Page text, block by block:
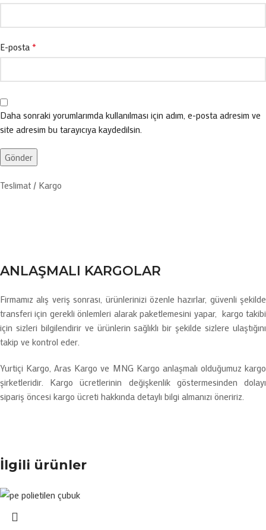
E-posta *
Daha sonraki yorumlarımda kullanılması için adım, e-posta adresim ve
site adresim bu tarayıcıya kaydedilsin.
Teslimat / Kargo
ANLAŞMALI KARGOLAR
Firmamız alış veriş sonrası, ürünlerinizi özenle hazırlar, güvenli şekilde
transferi için gerekli önlemleri alarak paketlemesini yapar, kargo takibi
için sizleri bilgilendirir ve ürünlerin sağlıklı bir şekilde sizlere ulaştığını
takip ve kontrol eder.
Yurtiçi Kargo, Aras Kargo ve MNG Kargo anlaşmalı olduğumuz kargo
şirketleridir. Kargo ücretlerinin değişkenlik göstermesinden dolayı
sipariş öncesi kargo ücreti hakkında detaylı bilgi almanızı öneririz.
İlgili ürünler